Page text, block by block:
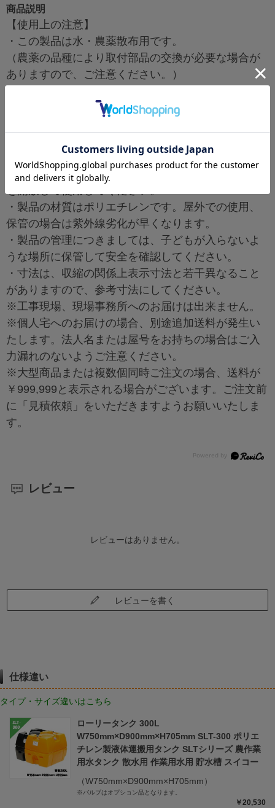
商品説明
【使用上の注意】
・この製品は水・農薬散布用です。
（農薬の品種により取付部品の交換が必要な場合が
ありますので、ご注意ください。）
は使用しないでください。
・液の出し入れの際には、通気口・マンホールの蓋
を開放して使用してください。
・製品の材質はポリエチレンです。屋外での使用、
保管の場合は紫外線劣化が早くなります。
・製品の管理につきましては、子どもが入らないよ
うな場所に保管して安全を確認してください。
・寸法は、収縮の関係上表示寸法と若干異なること
がありますので、参考寸法にしてください。
※工事現場、現場事務所へのお届けは出来ません。
※個人宅へのお届けの場合、別途追加送料が発生い
たします。法人名または屋号をお持ちの場合はご入
力漏れのないようご注意ください。
※大型商品または複数個同時ご注文の場合、送料が
￥999,999と表示される場合がございます。ご注文前
に「見積依頼」をいただきますようお願いいたしま
す。
レビュー
レビューはありません。
レビューを書く
仕様違い
タイプ・サイズ違いはこちら
ローリータンク 300L
W750mm×D900mm×H705mm SLT-300 ポリエ
チレン製液体運搬用タンク SLTシリーズ 農作業
用水タンク 散水用 作業用水用 貯水槽 スイコー
（W750mm×D900mm×H705mm）
※バルブはオプション品となります。
￥20,530